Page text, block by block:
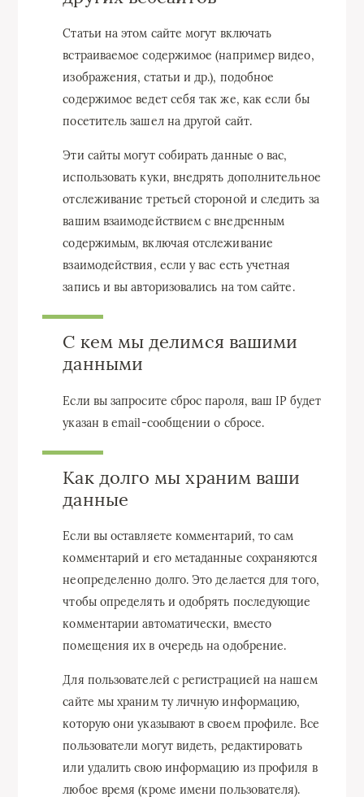
Статьи на этом сайте могут включать
встраиваемое содержимое (например видео,
изображения, статьи и др.), подобное
содержимое ведет себя так же, как если бы
посетитель зашел на другой сайт.
Эти сайты могут собирать данные о вас,
использовать куки, внедрять дополнительное
отслеживание третьей стороной и следить за
вашим взаимодействием с внедренным
содержимым, включая отслеживание
взаимодействия, если у вас есть учетная
запись и вы авторизовались на том сайте.
С кем мы делимся вашими
данными
Если вы запросите сброс пароля, ваш IP будет
указан в email-сообщении о сбросе.
Как долго мы храним ваши
данные
Если вы оставляете комментарий, то сам
комментарий и его метаданные сохраняются
неопределенно долго. Это делается для того,
чтобы определять и одобрять последующие
комментарии автоматически, вместо
помещения их в очередь на одобрение.
Для пользователей с регистрацией на нашем
сайте мы храним ту личную информацию,
которую они указывают в своем профиле. Все
пользователи могут видеть, редактировать
или удалить свою информацию из профиля в
любое время (кроме имени пользователя).